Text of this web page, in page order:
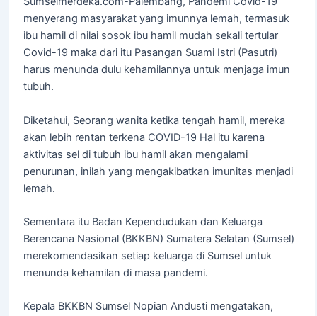
menyerang masyarakat yang imunnya lemah, termasuk
ibu hamil di nilai sosok ibu hamil mudah sekali tertular
Covid-19 maka dari itu Pasangan Suami Istri (Pasutri)
harus menunda dulu kehamilannya untuk menjaga imun
tubuh.
Diketahui, Seorang wanita ketika tengah hamil, mereka
akan lebih rentan terkena COVID-19 Hal itu karena
aktivitas sel di tubuh ibu hamil akan mengalami
penurunan, inilah yang mengakibatkan imunitas menjadi
lemah.
Sementara itu Badan Kependudukan dan Keluarga
Berencana Nasional (BKKBN) Sumatera Selatan (Sumsel)
merekomendasikan setiap keluarga di Sumsel untuk
menunda kehamilan di masa pandemi.
Kepala BKKBN Sumsel Nopian Andusti mengatakan,